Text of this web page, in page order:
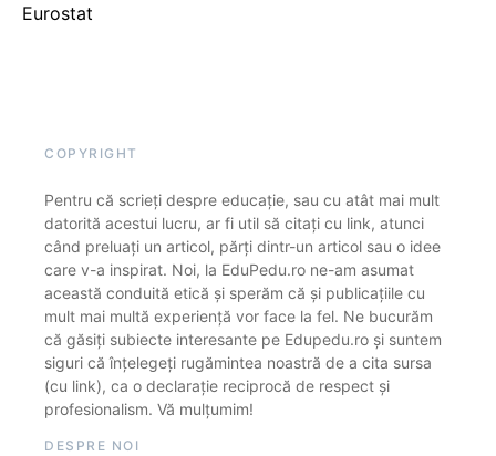
Eurostat
COPYRIGHT
Pentru că scrieți despre educație, sau cu atât mai mult
datorită acestui lucru, ar fi util să citați cu link, atunci
când preluați un articol, părți dintr-un articol sau o idee
care v-a inspirat. Noi, la EduPedu.ro ne-am asumat
această conduită etică și sperăm că și publicațiile cu
mult mai multă experiență vor face la fel. Ne bucurăm
că găsiți subiecte interesante pe Edupedu.ro și suntem
siguri că înțelegeți rugămintea noastră de a cita sursa
(cu link), ca o declarație reciprocă de respect și
profesionalism. Vă mulțumim!
DESPRE NOI